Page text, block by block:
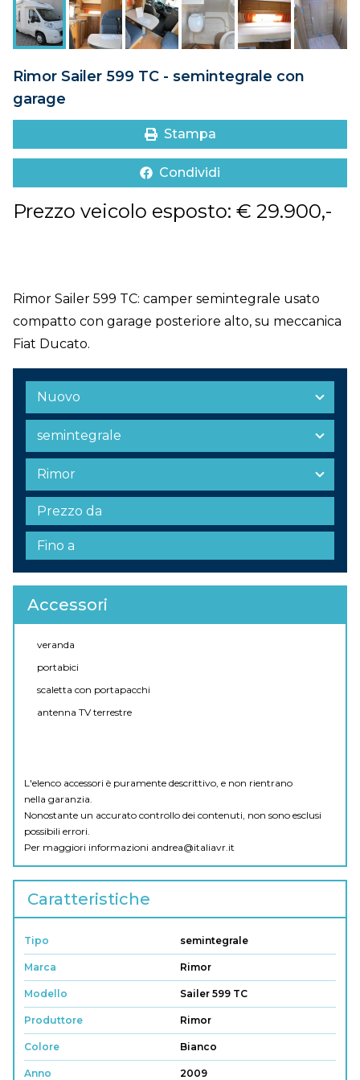
DOVE SIAMO
CONTATTI
Rimor Sailer 599 TC - semintegrale con
garage
Stampa
Condividi
Prezzo veicolo esposto: € 29.900,-
Rimor Sailer 599 TC: camper semintegrale usato
compatto con garage posteriore alto, su meccanica
Fiat Ducato.
Accessori
veranda
portabici
scaletta con portapacchi
antenna TV terrestre
L'elenco accessori è puramente descrittivo, e non rientrano
nella garanzia.
Nonostante un accurato controllo dei contenuti, non sono esclusi
possibili errori.
Per maggiori informazioni andrea@italiavr.it
Caratteristiche
Tipo semintegrale
Marca Rimor
Modello Sailer 599 TC
Produttore Rimor
Colore Bianco
Anno 2009